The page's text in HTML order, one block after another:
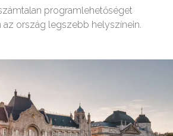
programlehetőséget
ország legszebb helyszínein.